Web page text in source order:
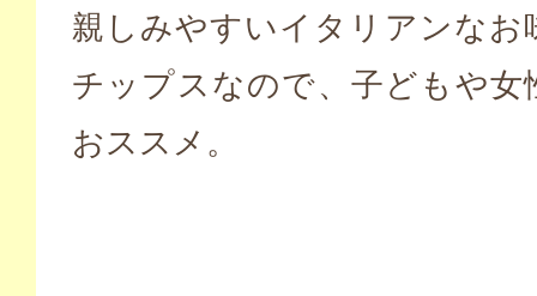
親しみやすいイタリアンなお
チップスなので、子どもや女
おススメ。